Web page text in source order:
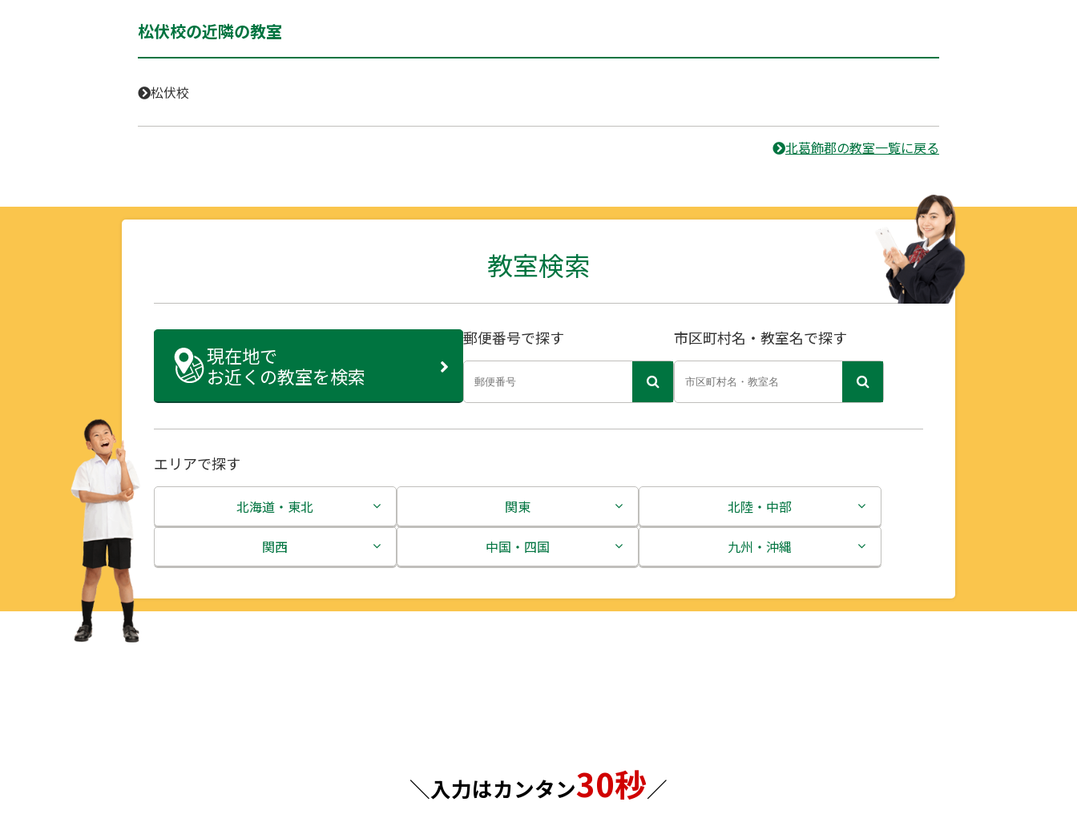
松伏校の近隣の教室
松伏校
北葛飾郡の教室一覧に戻る
教室検索
現在地で
お近くの教室を検索
郵便番号で探す 市区町村名・教室名で探す
エリアで探す
北海道・東北
北海道
関東
茨城県
神奈川県
北陸・中部
新潟県
関西
中国・四国
徳島県
九州・沖縄
＼入力はカンタン30秒／